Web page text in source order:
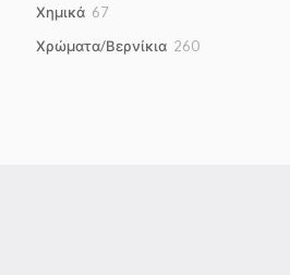
Χημικά 6767
Χρώματα/Βερνίκια 260260